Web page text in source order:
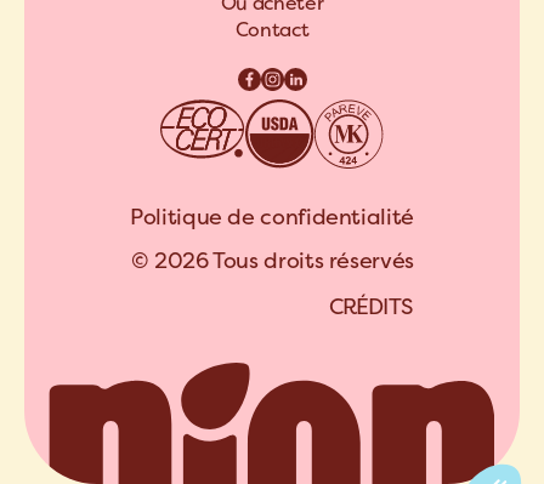
Contact
Politique de confidentialité
© 2026 Tous droits réservés
CRÉDITS